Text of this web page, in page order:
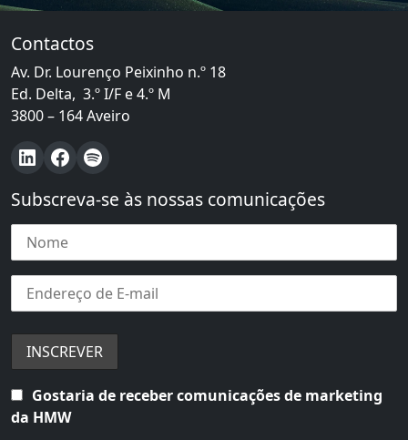
Contactos
Av. Dr. Lourenço Peixinho n.º 18
Ed. Delta, 3.º I/F e 4.º M
3800 – 164 Aveiro
LinkedIn
Facebook
Spotify
Subscreva-se às nossas comunicações
Gostaria de receber comunicações de marketing
da HMW